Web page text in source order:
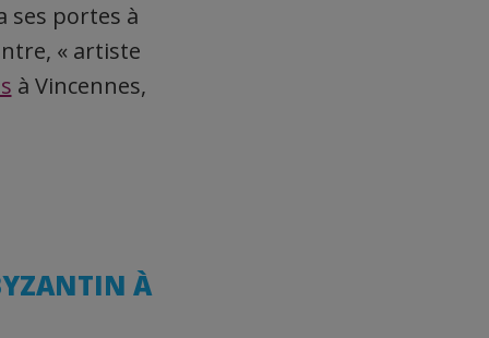
ses portes à
« artiste
à Vincennes,
À